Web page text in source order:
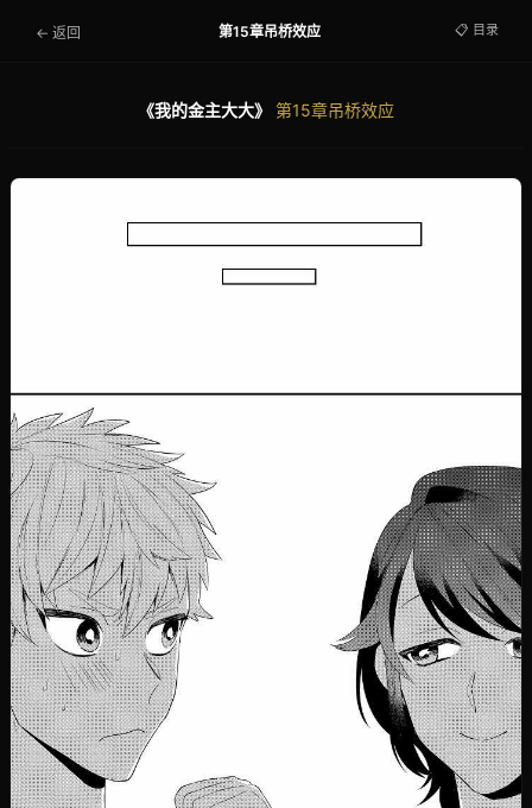
← 返回 第15章吊桥效应 📋 目录
《我的金主大大》 第15章吊桥效应